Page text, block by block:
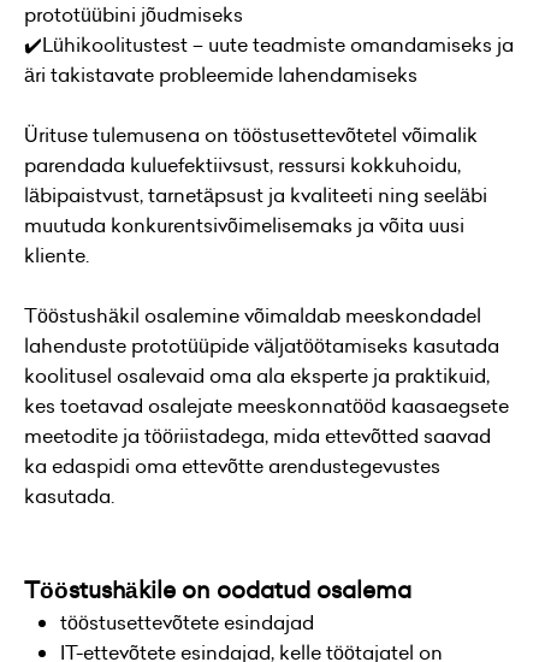
prototüübini jõudmiseks
✔️Lühikoolitustest – uute teadmiste omandamiseks ja
äri takistavate probleemide lahendamiseks
Ürituse tulemusena on tööstusettevõtetel võimalik
parendada kuluefektiivsust, ressursi kokkuhoidu,
läbipaistvust, tarnetäpsust ja kvaliteeti ning seeläbi
muutuda konkurentsivõimelisemaks ja võita uusi
kliente.
Tööstushäkil osalemine võimaldab meeskondadel
lahenduste prototüüpide väljatöötamiseks kasutada
koolitusel osalevaid oma ala eksperte ja praktikuid,
kes toetavad osalejate meeskonnatööd kaasaegsete
meetodite ja tööriistadega, mida ettevõtted saavad
ka edaspidi oma ettevõtte arendustegevustes
kasutada.
Tööstushäkile on oodatud osalema
tööstusettevõtete esindajad
IT-ettevõtete esindajad, kelle töötajatel on